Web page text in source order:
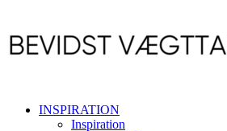
INSPIRATION
Inspiration